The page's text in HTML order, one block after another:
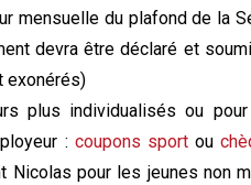
mensuelle du plafond de la
devra être déclaré et
exonérés)
plus individualisés ou
: coupons sportou
Nicolas pour les jeunes